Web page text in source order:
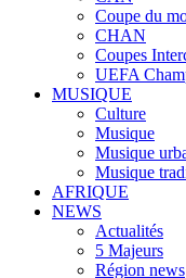
Coupe du
CHAN
Coupes
UEFA
MUSIQUE
Culture
Musique
Musique
Musique
AFRIQUE
NEWS
Actualités
5 Majeurs
Région news